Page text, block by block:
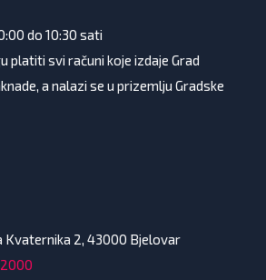
do 10:30 sati
platiti svi računi koje izdaje Grad
a nalazi se u prizemlju Gradske
Kvaternika 2, 43000 Bjelovar